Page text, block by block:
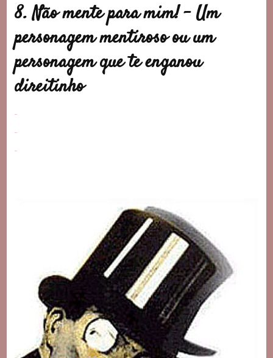
8. Não mente para mim! –Um
personagem mentiroso ou um
personagem que te enganou
direitinho